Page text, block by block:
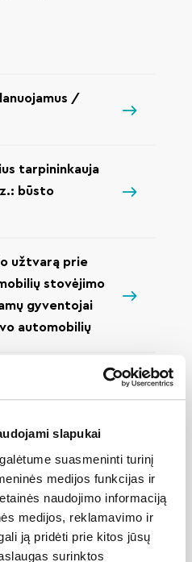
slapukai
suasmeninti turinį
medijos funkcijas ir
naudojimo informaciją
medijos, reklamavimo ir
ją pridėti prie kitos jūsų
surinktos
/
tarpininkauja
būsto
užtvarą prie
stovėjimo
gyventojai
automobilių
negyvena?
automobilių
mano name?
leidimų, jei